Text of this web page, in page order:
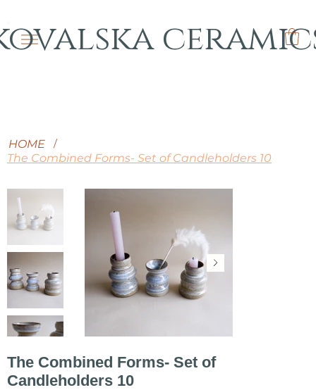
HOME /
The Combined Forms- Set of Candleholders 10
The Combined Forms- Set of
Candleholders 10